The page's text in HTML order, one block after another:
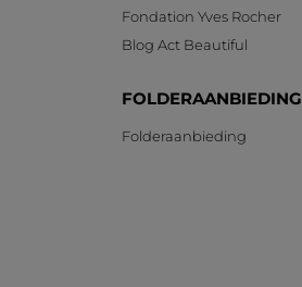
Fondation Yves Rocher
Blog Act Beautiful
FOLDERAANBIEDING
Folderaanbieding